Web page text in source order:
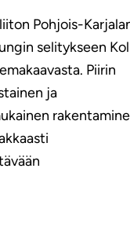
Pohjois-
selitykseen
Piirin
ja